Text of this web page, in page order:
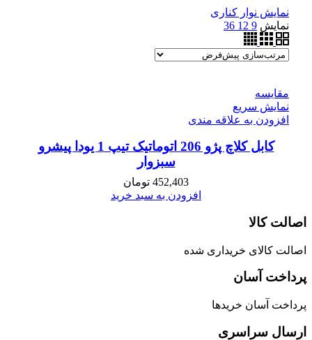
نمایش نوار کناری
نمایش 9
12
36
مقايسه
نمایش سریع
افزودن به علاقه مندی
کابل کلاچ پژو 206 اتوماتیک تیپ 1 یودا پیشرو
سبزوار
452,403 تومان
افزودن به سبد خرید
اصالت کالا
اصالت کالای خریداری شده
پرداخت آسان
پرداخت آسان خریدها
ارسال سراسری